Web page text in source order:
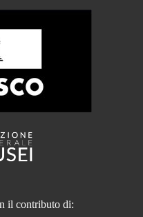
il contributo di: